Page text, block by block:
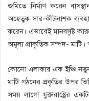
জমিতে নির্মাণ করেন
অহেতুক সার-কীটনাশক
করেন। এভাবেই মানবসৃষ্ট
অমূল্য প্রাকৃতিক সম্পদ-
কোনো এলাকার এক ইঞ্চি
মাটি গঠনের প্রকৃতির উপর
সময় লাগে! যুক্তরাষ্ট্রের